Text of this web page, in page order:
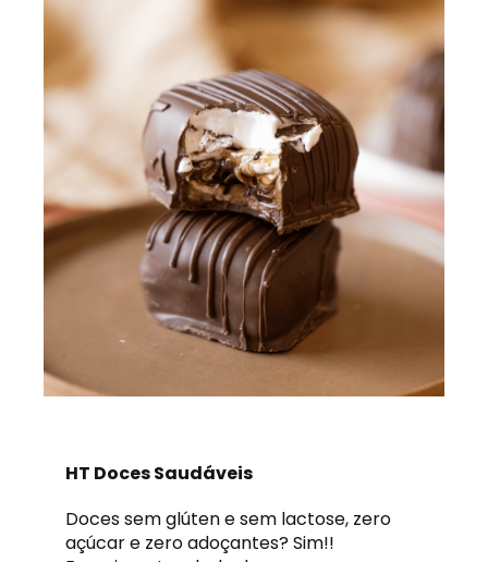
HT Doces Saudáveis
Doces sem glúten e sem lactose, zero
açúcar e zero adoçantes? Sim!!